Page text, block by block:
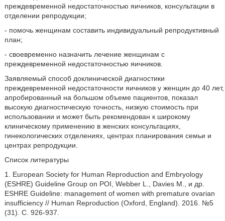
преждевременной недостаточностью яичников, консультации в
отделении репродукции;
- помочь женщинам составить индивидуальный репродуктивный
план;
- своевременно назначить лечение женщинам с
преждевременной недостаточностью яичников.
Заявляемый способ доклинической диагностики
преждевременной недостаточности яичников у женщин до 40 лет,
апробированный на большом объеме пациентов, показал
высокую диагностическую точность, низкую стоимость при
использовании и может быть рекомендован к широкому
клиническому применению в женских консультациях,
гинекологических отделениях, центрах планирования семьи и
центрах репродукции.
Список литературы
1. European Society for Human Reproduction and Embryology
(ESHRE) Guideline Group on POI, Webber L., Davies M., и др.
ESHRE Guideline: management of women with premature ovarian
insufficiency // Human Reproduction (Oxford, England). 2016. №5
(31). C. 926-937.